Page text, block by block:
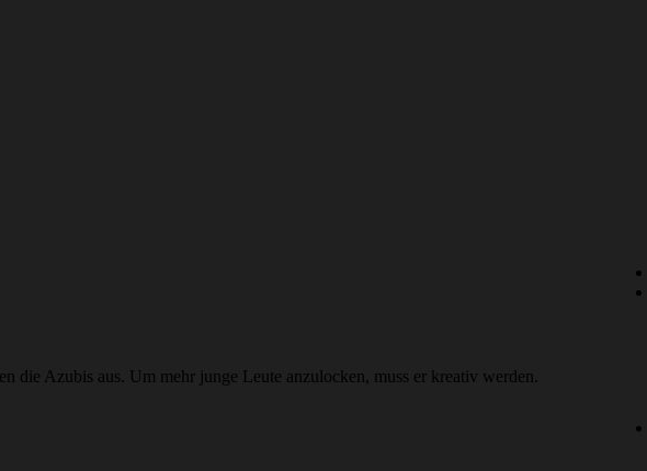
die Azubis aus. Um mehr junge Leute anzulocken, muss er kreativ werden.